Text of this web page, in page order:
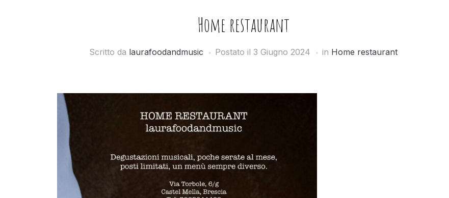
Home restaurant
Scritto da laurafoodandmusic Postato il 3 Giugno 2024 in Home restaurant